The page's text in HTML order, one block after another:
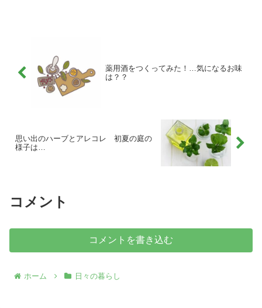
薬用酒をつくってみた！…気になるお味
は？？
思い出のハーブとアレコレ 初夏の庭の
様子は…
コメント
コメントを書き込む
ホーム 日々の暮らし